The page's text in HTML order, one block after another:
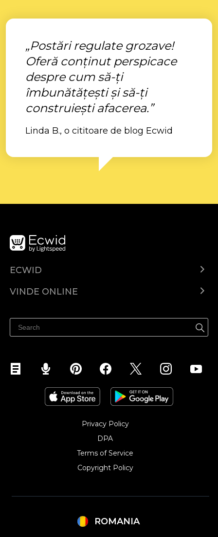
„Postări regulate grozave!
Oferă conținut perspicace
despre cum să-ți
îmbunătățești și să-ți
construiești afacerea.”
Linda B., o cititoare de blog Ecwid
ECWID
Prețuri
VINDE ONLINE
Vinde pe Facebook
Vinde pe Instagram
Privacy Policy
DPA
Terms of Service
Copyright Policy‎
ROMANIA